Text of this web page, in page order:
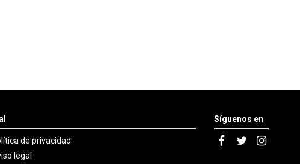
de privacidad
legal
Síguenos en